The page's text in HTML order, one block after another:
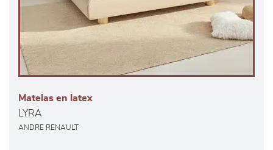
Matelas en latex
LYRA
ANDRE RENAULT